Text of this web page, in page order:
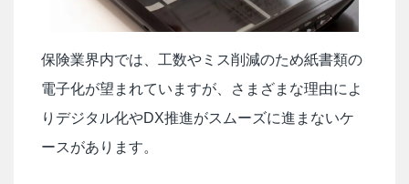
保険業界内では、工数やミス削減のため紙書類の
電子化が望まれていますが、さまざまな理由によ
りデジタル化やDX推進がスムーズに進まないケ
ースがあります。